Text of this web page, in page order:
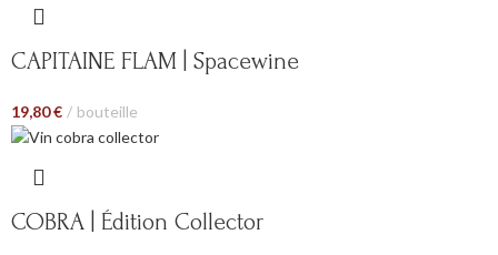
CAPITAINE FLAM | Spacewine
19,80€ bouteille
COBRA | Édition Collector